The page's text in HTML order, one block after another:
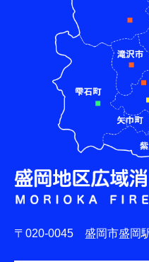
〒020-0045 盛岡市盛岡